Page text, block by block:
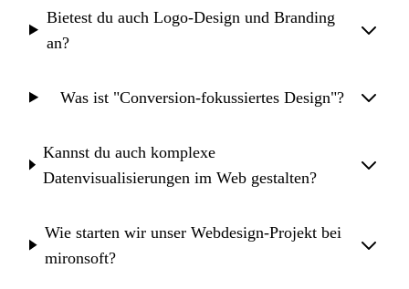
Bietest du auch Logo-Design und Branding
an?
Was ist "Conversion-fokussiertes Design"?
Kannst du auch komplexe
Datenvisualisierungen im Web gestalten?
Wie starten wir unser Webdesign-Projekt bei
mironsoft?